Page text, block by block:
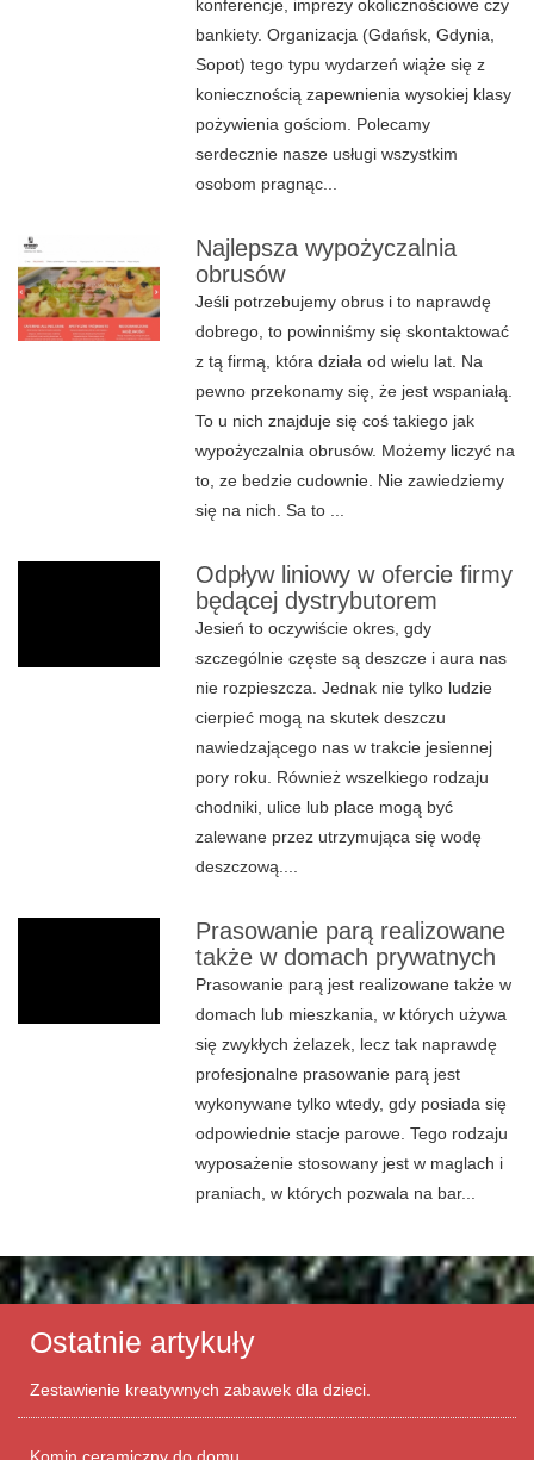
konferencje, imprezy okolicznościowe czy
bankiety. Organizacja (Gdańsk, Gdynia,
Sopot) tego typu wydarzeń wiąże się z
koniecznością zapewnienia wysokiej klasy
pożywienia gościom. Polecamy
serdecznie nasze usługi wszystkim
osobom pragnąc...
Najlepsza wypożyczalnia
obrusów
Jeśli potrzebujemy obrus i to naprawdę
dobrego, to powinniśmy się skontaktować
z tą firmą, która działa od wielu lat. Na
pewno przekonamy się, że jest wspaniałą.
To u nich znajduje się coś takiego jak
wypożyczalnia obrusów. Możemy liczyć na
to, ze bedzie cudownie. Nie zawiedziemy
się na nich. Sa to ...
Odpływ liniowy w ofercie firmy
będącej dystrybutorem
Jesień to oczywiście okres, gdy
szczególnie częste są deszcze i aura nas
nie rozpieszcza. Jednak nie tylko ludzie
cierpieć mogą na skutek deszczu
nawiedzającego nas w trakcie jesiennej
pory roku. Również wszelkiego rodzaju
chodniki, ulice lub place mogą być
zalewane przez utrzymująca się wodę
deszczową....
Prasowanie parą realizowane
także w domach prywatnych
Prasowanie parą jest realizowane także w
domach lub mieszkania, w których używa
się zwykłych żelazek, lecz tak naprawdę
profesjonalne prasowanie parą jest
wykonywane tylko wtedy, gdy posiada się
odpowiednie stacje parowe. Tego rodzaju
wyposażenie stosowany jest w maglach i
praniach, w których pozwala na bar...
Ostatnie artykuły
Zestawienie kreatywnych zabawek dla dzieci.